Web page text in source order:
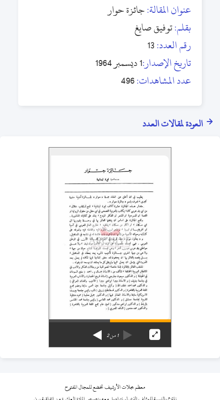
عنوان المقالة:جائزة حوار
بقلم:توفيق صايغ
رقم العدد:13
تاريخ الإصدار:1 ديسمبر 1964
عدد المشاهدات:496
العودة لمقالات العدد
1من2
معظم مجلات الأرشيف تخضع للمجال المفتوح